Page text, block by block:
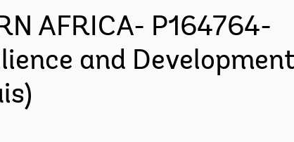
AFRICA- P164764-
and